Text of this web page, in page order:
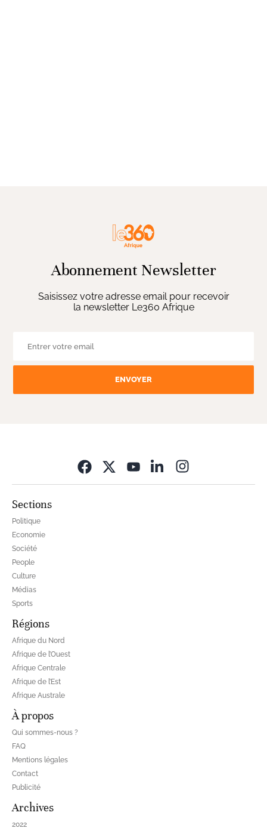
Abonnement Newsletter
Saisissez votre adresse email pour recevoir
la newsletter Le360 Afrique
ENVOYER
Sections
Politique
Economie
Société
People
Culture
Médias
Sports
Régions
Afrique du Nord
Afrique de l’Ouest
Afrique Centrale
Afrique de l’Est
Afrique Australe
À propos
Qui sommes-nous ?
FAQ
Mentions légales
Contact
Publicité
Archives
2022